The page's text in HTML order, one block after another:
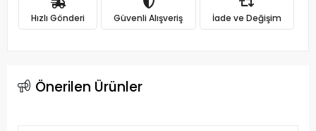
Hızlı Gönderi Güvenli Alışveriş İade ve Değişim
Önerilen Ürünler